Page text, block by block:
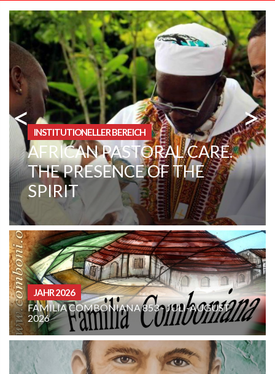
<
INSTITUTIONELLER BEREICH
KOLUMBIEN: MISSION IN
ARAUCA
>
853 - JULI-AUGUST
CURIA -
AUGUST 2026